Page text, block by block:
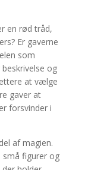
en rød tråd,
Er gaverne
som
og
at vælge
gaver at
forsvinder i
af magien.
figurer og